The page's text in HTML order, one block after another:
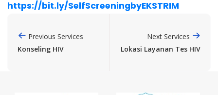
https://bit.ly/SelfScreeningbyEKSTRIM
Previous Services
Konseling HIV
Next Services
Lokasi Layanan Tes HIV